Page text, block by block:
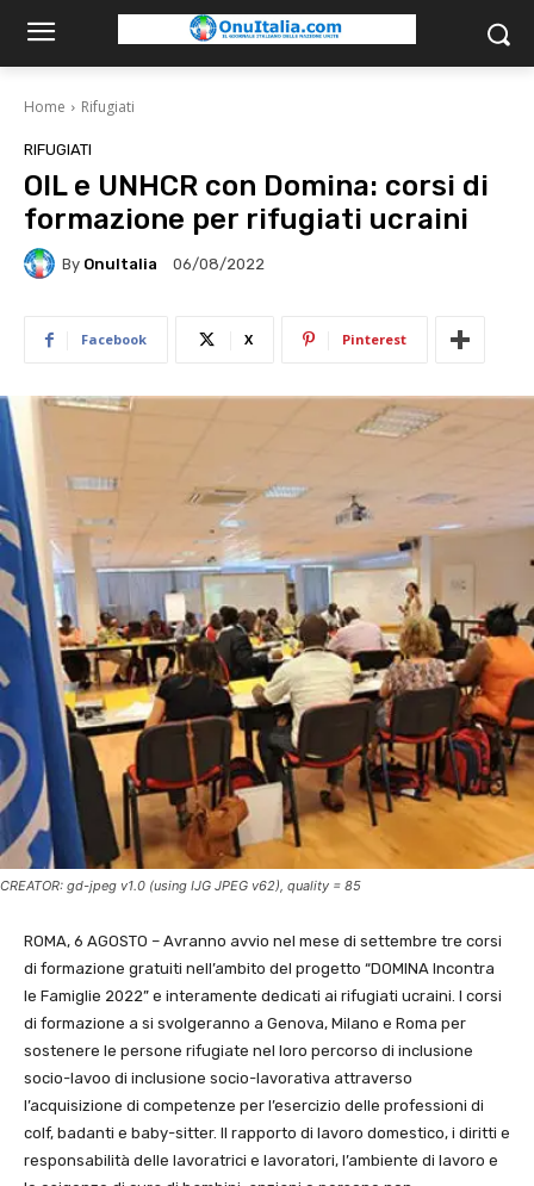
Home Rifugiati
RIFUGIATI
OIL e UNHCR con Domina: corsi di
formazione per rifugiati ucraini
By OnuItalia 06/08/2022
Facebook X Pinterest
CREATOR: gd-jpeg v1.0 (using IJG JPEG v62), quality = 85
ROMA, 6 AGOSTO – Avranno avvio nel mese di settembre tre corsi
di formazione gratuiti nell’ambito del progetto “DOMINA Incontra
le Famiglie 2022” e interamente dedicati ai rifugiati ucraini. I corsi
di formazione a si svolgeranno a Genova, Milano e Roma per
sostenere le persone rifugiate nel loro percorso di inclusione
socio-lavoo di inclusione socio-lavorativa attraverso
l’acquisizione di competenze per l’esercizio delle professioni di
colf, badanti e baby-sitter. Il rapporto di lavoro domestico, i diritti e
responsabilità delle lavoratrici e lavoratori, l’ambiente di lavoro e